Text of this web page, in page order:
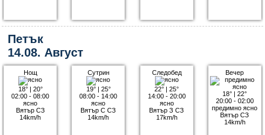
Петък
14.08. Август
Нощ
18°| 20°
02:00 - 08:00
ясно
Вятър СЗ
14km/h
Сутрин
19°| 25°
08:00 - 14:00
ясно
Вятър С СЗ
14km/h
Следобед
22° |25°
14:00 - 20:00
ясно
Вятър З СЗ
17km/h
Вечер
18° |22°
20:00 - 02:00
предимно ясно
Вятър СЗ
14km/h